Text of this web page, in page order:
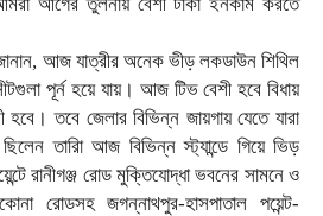
আজ যাত্রীর অনেক ভীড় লকডাউন শিথিল
পূর্ন হয়ে যায়। আজ টিভ বেশী হবে বিধায়
তবে জেলার বিভিন্ন জায়গায় যেতে যারা
তারাি আজ বিভিন্ন স্ট্যান্ডে গিয়ে ভিড়
রানীগঞ্জ রোড মুক্তিযোদ্ধা ভবনের সামনে ও
রোডসহ জগন্নাথপুর-হাসপাতাল পয়েন্ট-